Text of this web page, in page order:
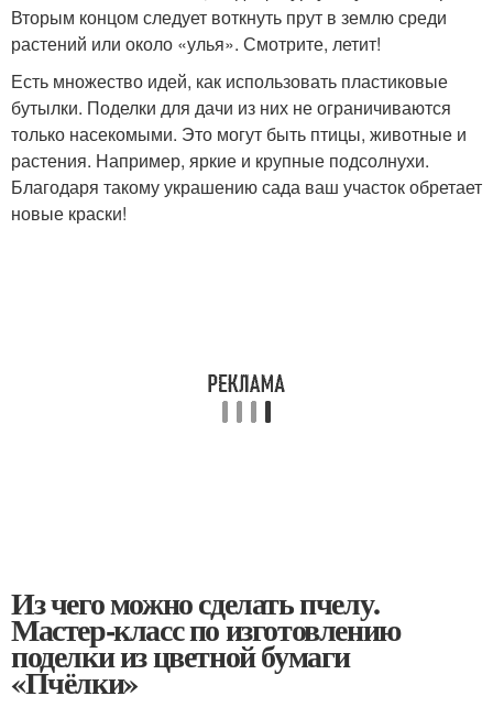
Вторым концом следует воткнуть прут в землю среди
растений или около «улья». Смотрите, летит!
Есть множество идей, как использовать пластиковые
бутылки. Поделки для дачи из них не ограничиваются
только насекомыми. Это могут быть птицы, животные и
растения. Например, яркие и крупные подсолнухи.
Благодаря такому украшению сада ваш участок обретает
новые краски!
Из чего можно сделать пчелу.
Мастер-класс по изготовлению
поделки из цветной бумаги
«Пчёлки»